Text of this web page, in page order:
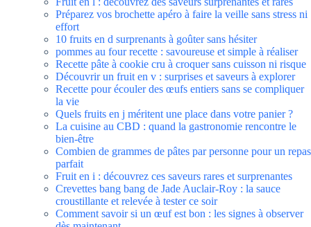
Préparez vos brochette apéro à faire la veille sans stress ni
effort
10 fruits en d surprenants à goûter sans hésiter
pommes au four recette : savoureuse et simple à réaliser
Recette pâte à cookie cru à croquer sans cuisson ni risque
Découvrir un fruit en v : surprises et saveurs à explorer
Recette pour écouler des œufs entiers sans se compliquer
la vie
Quels fruits en j méritent une place dans votre panier ?
La cuisine au CBD : quand la gastronomie rencontre le
bien-être
Combien de grammes de pâtes par personne pour un repas
parfait
Fruit en i : découvrez ces saveurs rares et surprenantes
Crevettes bang bang de Jade Auclair-Roy : la sauce
croustillante et relevée à tester ce soir
Comment savoir si un œuf est bon : les signes à observer